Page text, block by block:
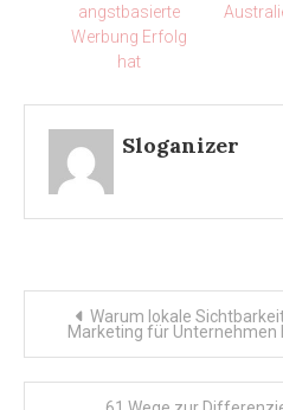
angstbasierte
Werbung Erfolg
hat
Sloganizer
Post
navigation
Warum lokale
Marketing für Unternehmen